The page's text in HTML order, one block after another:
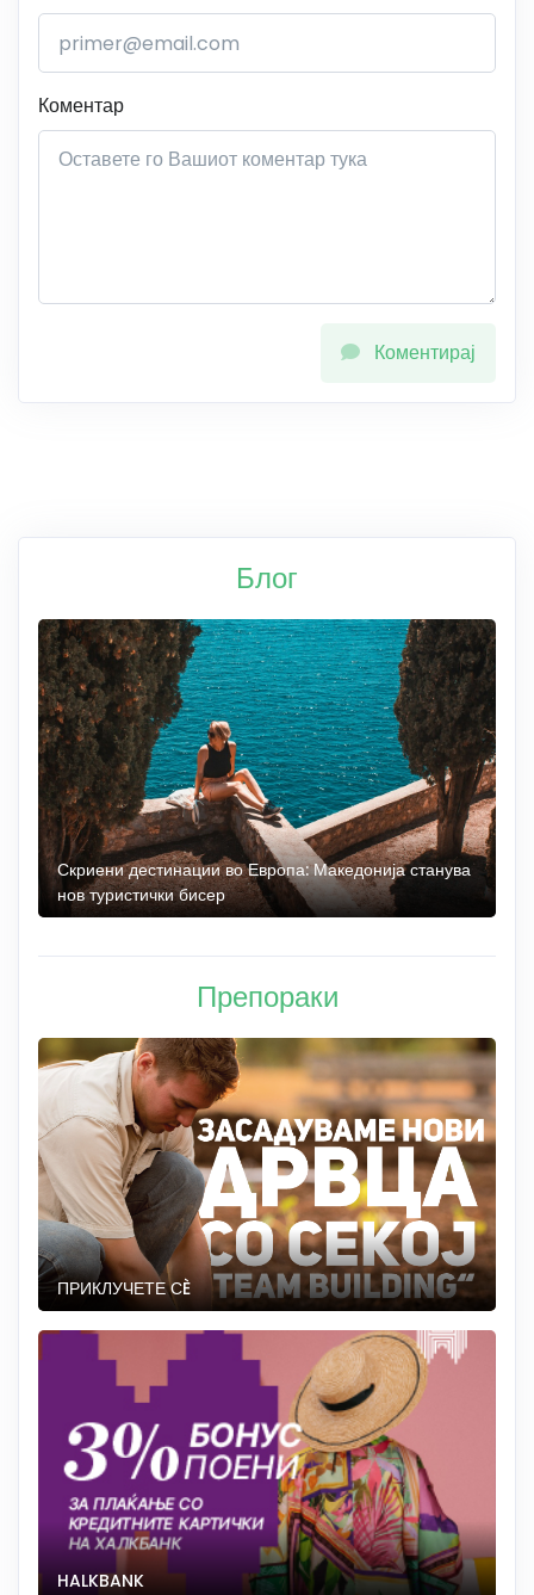
Коментар
Коментирај
Блог
Скриени дестинации во Европа: Македонија станува
нов туристички бисер
Препораки
ПРИКЛУЧЕТЕ СÈ
HALKBANK